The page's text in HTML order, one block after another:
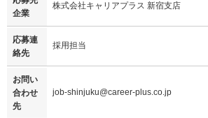
企業
株式会社キャリアプラス 新宿支店
応募連
絡先
採用担当
お問い
合わせ
先
job-shinjuku@career-plus.co.jp